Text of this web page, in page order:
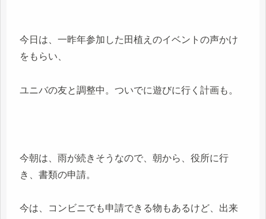
今日は、一昨年参加した田植えのイベントの声かけ
をもらい、
ユニバの友と調整中。ついでに遊びに行く計画も。
今朝は、雨が続きそうなので、朝から、役所に行
き、書類の申請。
今は、コンビニでも申請できる物もあるけど、出来